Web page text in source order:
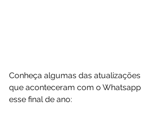
Conheça algumas das atualizações
que aconteceram com o Whatsapp
esse final de ano: